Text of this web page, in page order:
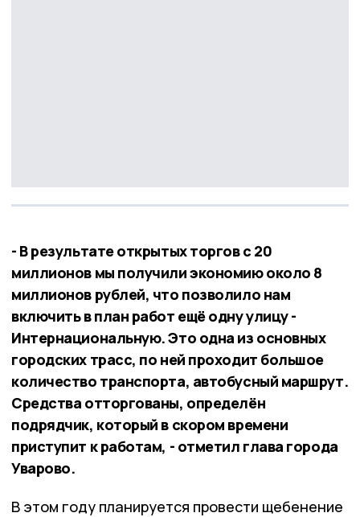
- В результате открытых торгов с 20
миллионов мы получили экономию около 8
миллионов рублей, что позволило нам
включить в план работ ещё одну улицу -
Интернациональную. Это одна из основных
городских трасс, по ней проходит большое
количество транспорта, автобусный маршрут.
Средства отторгованы, определён
подрядчик, который в скором времени
приступит к работам, - отметил глава города
Уварово.
В этом году планируется провести щебенение